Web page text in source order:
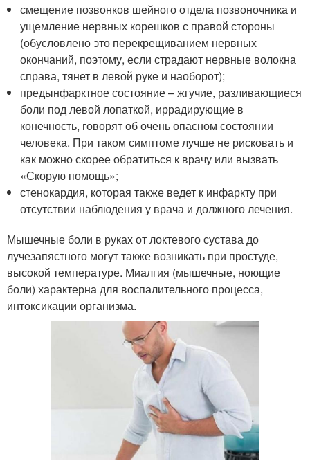
смещение позвонков шейного отдела позвоночника и
ущемление нервных корешков с правой стороны
(обусловлено это перекрещиванием нервных
окончаний, поэтому, если страдают нервные волокна
справа, тянет в левой руке и наоборот);
предынфарктное состояние – жгучие, разливающиеся
боли под левой лопаткой, иррадирующие в
конечность, говорят об очень опасном состоянии
человека. При таком симптоме лучше не рисковать и
как можно скорее обратиться к врачу или вызвать
«Скорую помощь»;
стенокардия, которая также ведет к инфаркту при
отсутствии наблюдения у врача и должного лечения.
Мышечные боли в руках от локтевого сустава до
лучезапястного могут также возникать при простуде,
высокой температуре. Миалгия (мышечные, ноющие
боли) характерна для воспалительного процесса,
интоксикации организма.